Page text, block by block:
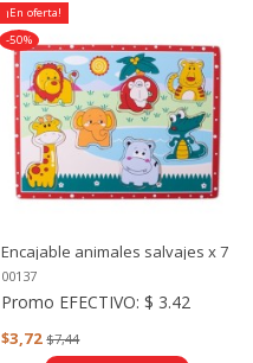
¡En oferta!
-50%
Encajable animales salvajes x 7
piezas
00137
Promo EFECTIVO:$ 3.42
$3,72$7,44